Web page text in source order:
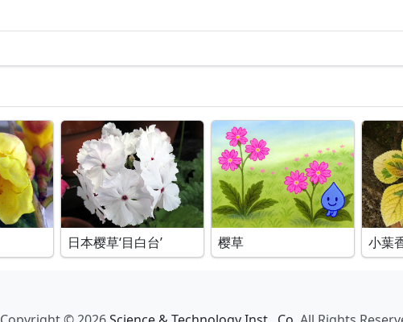
日本樱草‘目白台’ 樱草 小葉